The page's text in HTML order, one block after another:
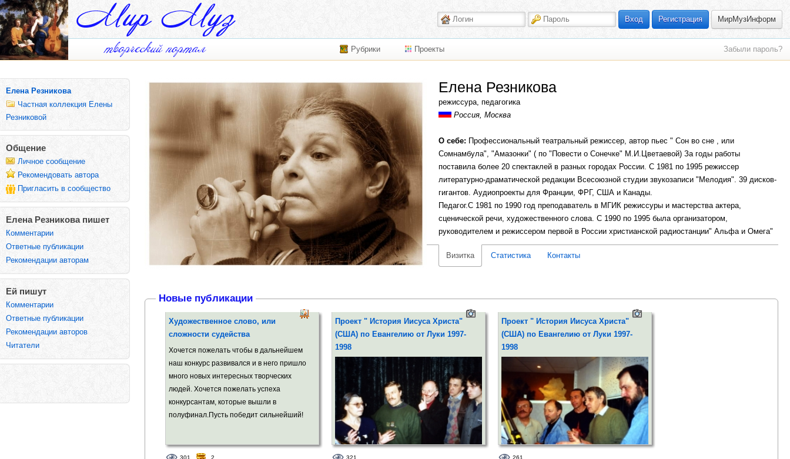
Вход Регистрация МирМузИнформ
Рубрики Проекты Забыли пароль?
Елена Резникова
Частная коллекция Елены
Резниковой
Общение
Личное сообщение
Рекомендовать автора
Пригласить в сообщество
Елена Резникова пишет
Комментарии
Ответные публикации
Рекомендации авторам
Ей пишут
Комментарии
Ответные публикации
Рекомендации авторов
Читатели
Елена Резникова
режиссура, педагогика
Россия, Москва
О себе: Профессиональный театральный режиссер, автор пьес " Сон во сне , или
Сомнамбула", "Амазонки" ( по "Повести о Сонечке" М.И.Цветаевой) За годы работы
поставила более 20 спектаклей в разных городах России. С 1981 по 1995 режиссер
литературно-драматической редакции Всесоюзной студии звукозаписи "Мелодия". 39 дисков-
гигантов. Аудиопроекты для Франции, ФРГ, США и Канады.
Педагог.С 1981 по 1990 год преподаватель в МГИК режиссуры и мастерства актера,
сценической речи, художественного слова. С 1990 по 1995 была организатором,
руководителем и режиссером первой в России христианской радиостанции" Альфа и Омега"
Несколько лет ставила спектакли в литературном - драматическом театре при ВТО.
Н.Думбадзе "Закон вечности", А.П.Чехов "В потемках", Генри Лонгфелло " Песнь о Гайавате"
Апостолов", "Книга Притчей Соломоновых", "Екклесиаст", " Откровение Иоанна Богослова"
(Германия- США).
В настоящее время работаю над звукозаписывающим проектом " Частная коллекция Елены
Резниковой", как продюсер и режиссер. Имею VIP- учеников.
Регистрация: 8 ноября 2013, 06:06:27
Визитка Статистика Контакты
Новые публикации
Художественное слово, или
сложности судейства
Хочется пожелать чтобы в дальнейшем
наш конкурс развивался и в него пришло
много новых интересных творческих
людей. Хочется пожелать успеха
конкурсантам, которые вышли в
полуфинал.Пусть победит сильнейший!
301 2
Проект " История Иисуса Христа"
(США) по Евангелию от Луки 1997-
1998
321
Проект " История Иисуса Христа"
(США) по Евангелию от Луки 1997-
1998
261